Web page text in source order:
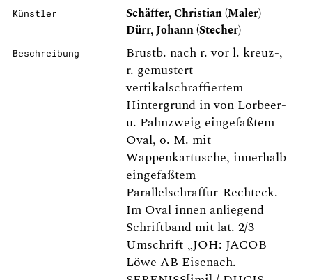
Künstler
Schäffer, Christian (Maler)
Dürr, Johann (Stecher)
Beschreibung
Brustb. nach r. vor l. kreuz-,
r. gemustert
vertikalschraffiertem
Hintergrund in von Lorbeer-
u. Palmzweig eingefaßtem
Oval, o. M. mit
Wappenkartusche, innerhalb
eingefaßtem
Parallelschraffur-Rechteck.
Im Oval innen anliegend
Schriftband mit lat. 2/3-
Umschrift „JOH: JACOB
Löwe AB Eisenach.